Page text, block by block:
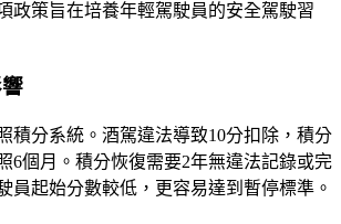
政策旨在培養年輕駕駛員的安全駕駛習
積分系統。酒駕違法導致10分扣除，積分
6個月。積分恢復需要2年無違法記錄或完
員起始分數較低，更容易達到暫停標準。